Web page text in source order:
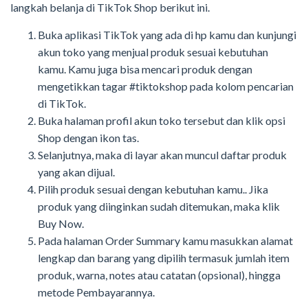
langkah belanja di TikTok Shop berikut ini.
Buka aplikasi TikTok yang ada di hp kamu dan kunjungi
akun toko yang menjual produk sesuai kebutuhan
kamu. Kamu juga bisa mencari produk dengan
mengetikkan tagar #tiktokshop pada kolom pencarian
di TikTok.
Buka halaman profil akun toko tersebut dan klik opsi
Shop dengan ikon tas.
Selanjutnya, maka di layar akan muncul daftar produk
yang akan dijual.
Pilih produk sesuai dengan kebutuhan kamu.. Jika
produk yang diinginkan sudah ditemukan, maka klik
Buy Now.
Pada halaman Order Summary kamu masukkan alamat
lengkap dan barang yang dipilih termasuk jumlah item
produk, warna, notes atau catatan (opsional), hingga
metode Pembayarannya.